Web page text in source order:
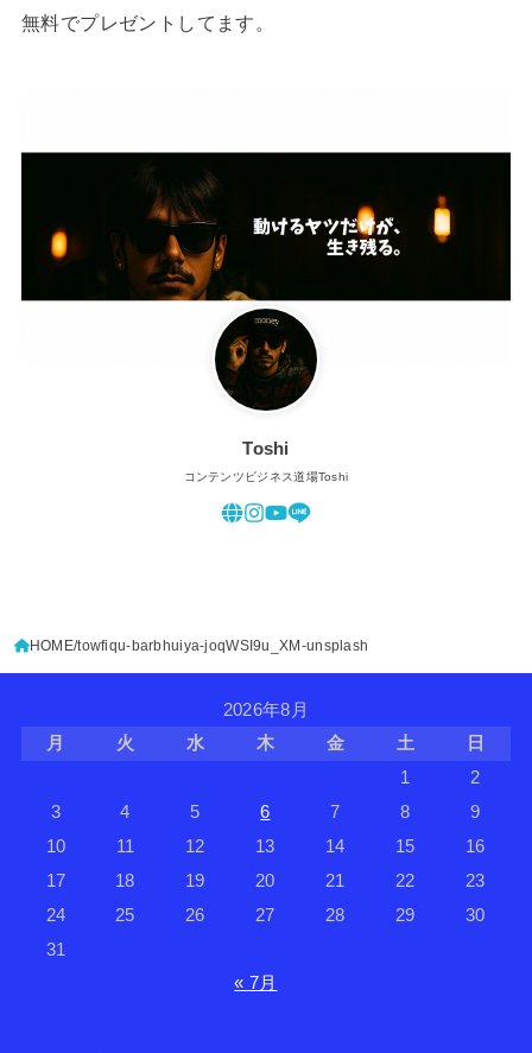
無料でプレゼントしてます。
Toshi
コンテンツビジネス道場Toshi
HOME towfiqu-barbhuiya-joqWSI9u_XM-unsplash
2026年8月
月
火 水 木 金 土
日
1
2
3
4 5 6 7 8
9
10
11 12 13 14 15
16
17
18 19 20 21 22
23
24
25 26 27 28 29
30
31
« 7月